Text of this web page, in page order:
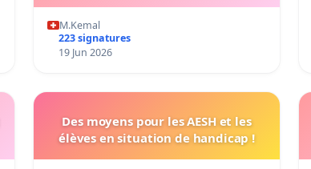
M.Kemal
223 signatures
19 Jun 2026
Des moyens pour les AESH et les
élèves en situation de handicap !